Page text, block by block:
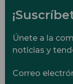
Únete a la
noticias y
Correo